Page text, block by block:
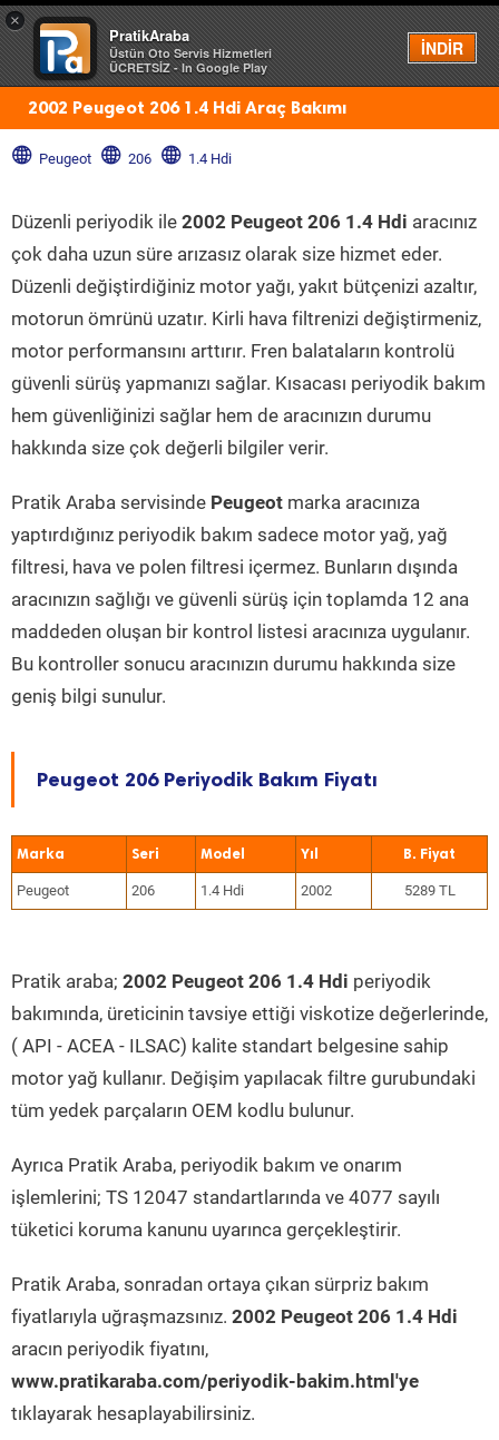
×
PratikAraba
Üstün Oto Servis Hizmetleri
ÜCRETSİZ - In Google Play
İNDİR
Menü
2002 Peugeot 206 1.4 Hdi Araç Bakımı
Peugeot 206 1.4 Hdi
Düzenli periyodik ile 2002 Peugeot 206 1.4 Hdi aracınız
çok daha uzun süre arızasız olarak size hizmet eder.
Düzenli değiştirdiğiniz motor yağı, yakıt bütçenizi azaltır,
motorun ömrünü uzatır. Kirli hava filtrenizi değiştirmeniz,
motor performansını arttırır. Fren balataların kontrolü
güvenli sürüş yapmanızı sağlar. Kısacası periyodik bakım
hem güvenliğinizi sağlar hem de aracınızın durumu
hakkında size çok değerli bilgiler verir.
Pratik Araba servisinde Peugeot marka aracınıza
yaptırdığınız periyodik bakım sadece motor yağ, yağ
filtresi, hava ve polen filtresi içermez. Bunların dışında
aracınızın sağlığı ve güvenli sürüş için toplamda 12 ana
maddeden oluşan bir kontrol listesi aracınıza uygulanır.
Bu kontroller sonucu aracınızın durumu hakkında size
geniş bilgi sunulur.
Peugeot 206 Periyodik Bakım Fiyatı
Marka Seri Model Yıl
Peugeot 206 1.4 Hdi 2002 5289 TL
Pratik araba; 2002 Peugeot 206 1.4 Hdi periyodik
bakımında, üreticinin tavsiye ettiği viskotize değerlerinde,
( API - ACEA - ILSAC) kalite standart belgesine sahip
motor yağ kullanır. Değişim yapılacak filtre gurubundaki
tüm yedek parçaların OEM kodlu bulunur.
Ayrıca Pratik Araba, periyodik bakım ve onarım
işlemlerini; TS 12047 standartlarında ve 4077 sayılı
tüketici koruma kanunu uyarınca gerçekleştirir.
Pratik Araba, sonradan ortaya çıkan sürpriz bakım
fiyatlarıyla uğraşmazsınız. 2002 Peugeot 206 1.4 Hdi
aracın periyodik fiyatını,
www.pratikaraba.com/periyodik-bakim.html'ye
tıklayarak hesaplayabilirsiniz.